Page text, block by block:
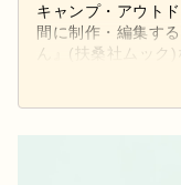
キャンプ・アウト
間に制作・編集す
ん』(扶桑社ムック